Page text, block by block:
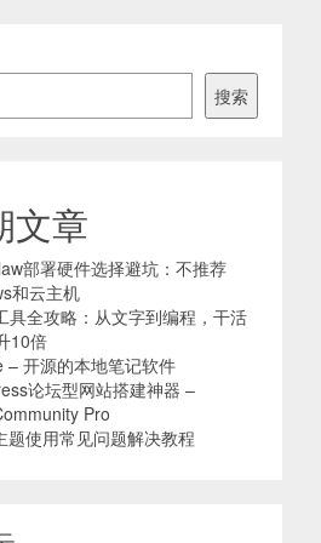
搜索
文章
部署硬件选择避坑：不推荐
和云主机
具全攻略：从文字到编程，干活
10倍
– 开源的本地笔记软件
论坛型网站搭建神器 –
Pro
题使用常见问题解决教程